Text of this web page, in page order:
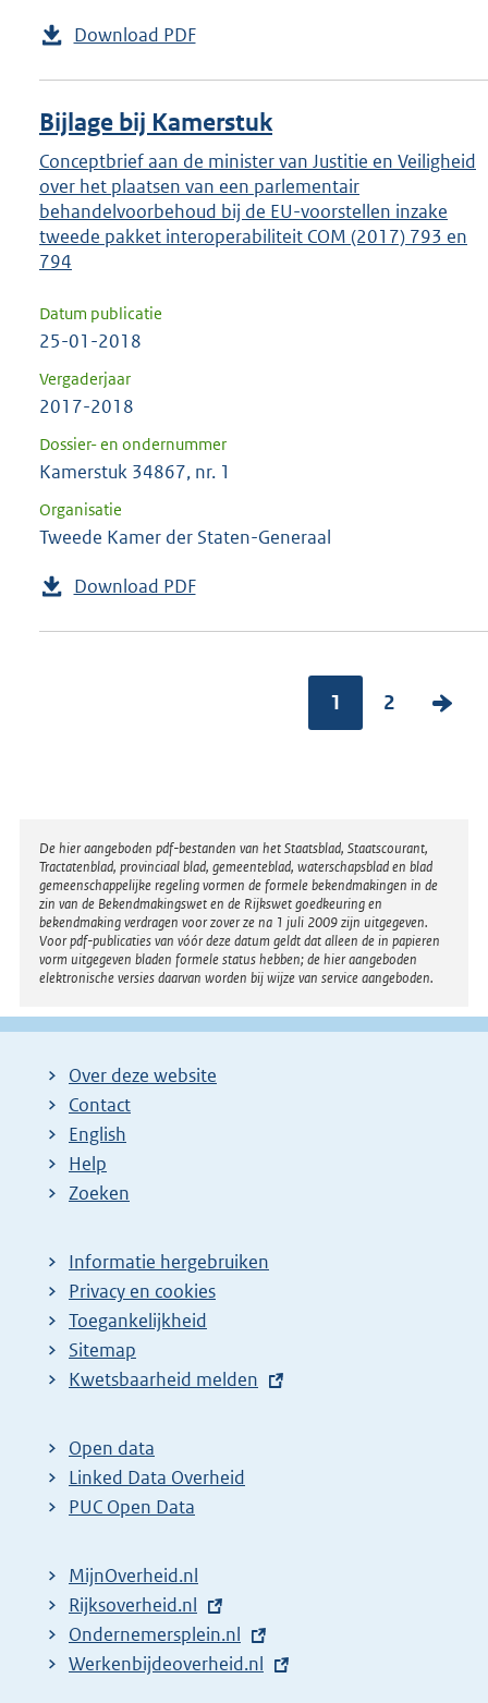
Download PDF
Bijlage bij Kamerstuk
Conceptbrief aan de minister van Justitie en Veiligheid
over het plaatsen van een parlementair
behandelvoorbehoud bij de EU-voorstellen inzake
tweede pakket interoperabiliteit COM (2017) 793 en
794
Datum publicatie
25-01-2018
Vergaderjaar
2017-2018
Dossier- en ondernummer
Kamerstuk 34867, nr. 1
Organisatie
Tweede Kamer der Staten-Generaal
Download PDF
1 2
V
g
Disclaimer
De hier aangeboden pdf-bestanden van het Staatsblad, Staatscourant,
Tractatenblad, provinciaal blad, gemeenteblad, waterschapsblad en blad
gemeenschappelijke regeling vormen de formele bekendmakingen in de
zin van de Bekendmakingswet en de Rijkswet goedkeuring en
bekendmaking verdragen voor zover ze na 1 juli 2009 zijn uitgegeven.
Voor pdf-publicaties van vóór deze datum geldt dat alleen de in papieren
vorm uitgegeven bladen formele status hebben; de hier aangeboden
elektronische versies daarvan worden bij wijze van service aangeboden.
Over deze website
Contact
English
Help
Zoeken
Informatie hergebruiken
Privacy en cookies
Toegankelijkheid
Sitemap
E
t
e
r
l
i
n
k
Kwetsbaarheid melden
Open data
Linked Data Overheid
PUC Open Data
MijnOverheid.nl
E
x
t
Rijksoverheid.nl
E
x
Ondernemersplein.nl
E
Werkenbijdeoverheid.nl